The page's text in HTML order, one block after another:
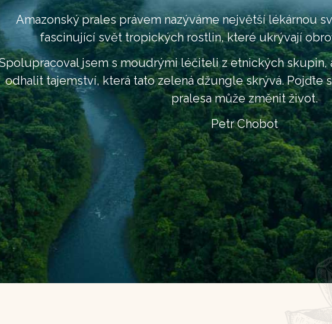
Amazonský prales právem nazýváme největší lékárnou
fascinující svět tropických rostlin, které ukrývají
jsem s moudrými léčiteli z etnických
odhalit tajemství, která tato zelená džungle skrývá. Pojďte
pralesa může změnit život.
Petr Chobot